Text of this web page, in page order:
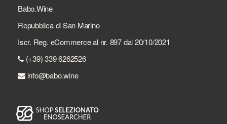
Babo.Wine
Repubblica di San Marino
Iscr. Reg. eCommerce al nr. 897 dal 20/10/2021
(+39) 339 6262526
info@babo.wine